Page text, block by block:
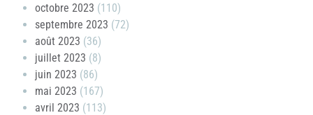
octobre 2023 (110)
septembre 2023 (72)
août 2023 (36)
juillet 2023 (8)
juin 2023 (86)
mai 2023 (167)
avril 2023 (113)